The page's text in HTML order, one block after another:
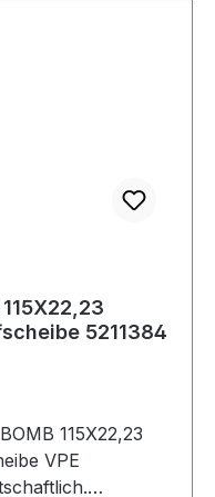
5211384
115X22,23
VPE